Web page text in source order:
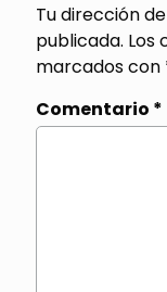
Tu dirección
publicada. Los
marcados con
Comentario *